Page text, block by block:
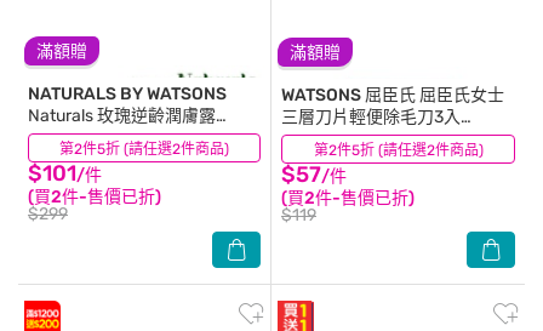
滿額贈
第2件5折 (請任選2件商品)
NATURALS BY WATSONS
Naturals 玫瑰逆齡潤膚露
490ml
$101/件
(買2件-售價已折)
$299
(15)
滿額贈
第2件5折 (請任選2件商品)
WATSONS 屈臣氏 屈臣氏女士
三層刀片輕便除毛刀3入
(AW2023)
$57/件
(買2件-售價已折)
$119
(16)